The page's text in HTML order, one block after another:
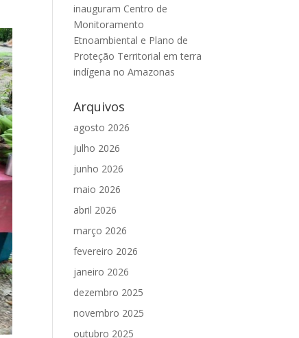
inauguram Centro de
Monitoramento
Etnoambiental e Plano de
Proteção Territorial em terra
indígena no Amazonas
Arquivos
agosto 2026
julho 2026
junho 2026
maio 2026
abril 2026
março 2026
fevereiro 2026
janeiro 2026
dezembro 2025
novembro 2025
outubro 2025